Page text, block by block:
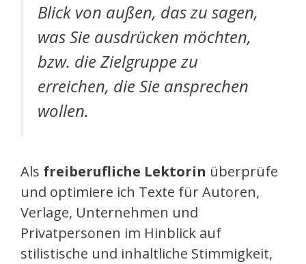
Blick von außen, das zu sagen,
was Sie ausdrücken möchten,
bzw. die Zielgruppe zu
erreichen, die Sie ansprechen
wollen.
Als freiberufliche Lektorin überprüfe
und optimiere ich Texte für Autoren,
Verlage, Unternehmen und
Privatpersonen im Hinblick auf
stilistische und inhaltliche Stimmigkeit,